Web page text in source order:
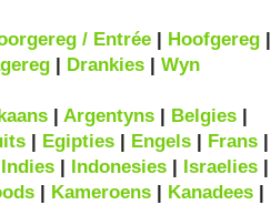
/ Entrée| Hoofgereg|
| Drankies| Wyn
| Argentyns | Belgies |
| Egipties | Engels | Frans |
Indies | Indonesies | Israelies |
| Kameroens | Kanadees |